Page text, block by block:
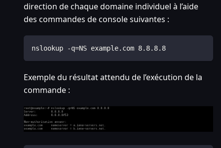
direction de chaque domaine individuel à l’aide
des commandes de console suivantes :
nslookup -q=NS example.com 8.8.8.8
Exemple du résultat attendu de l’exécution de la
commande :